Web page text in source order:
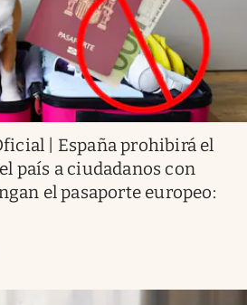
| España prohibirá el
país a ciudadanos con
el pasaporte europeo: